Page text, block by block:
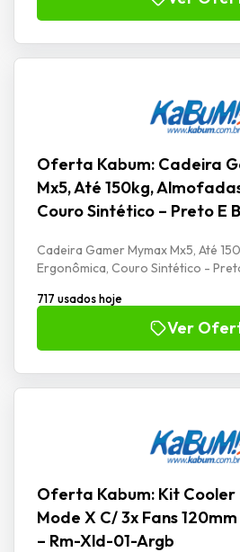
Oferta Kabum: Cadeira
Mx5, Até 150kg,
Couro Sintético – Preto E
Cadeira Gamer Mymax Mx5, Até
Ergonômica, Couro Sintético -
717 usados hoje
Ver
Oferta Kabum: Kit Cooler
Mode X C/ 3x Fans
– Rm-Xld-01-Argb